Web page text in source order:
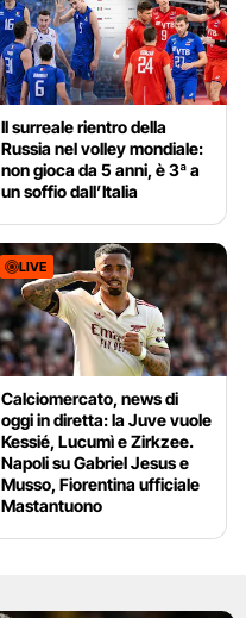
Il surreale rientro della
Russia nel volley mondiale:
non gioca da 5 anni, è 3ª a
un soffio dall’Italia
LIVE
Calciomercato, news di
oggi in diretta: la Juve vuole
Kessié, Lucumì e Zirkzee.
Napoli su Gabriel Jesus e
Musso, Fiorentina ufficiale
Mastantuono